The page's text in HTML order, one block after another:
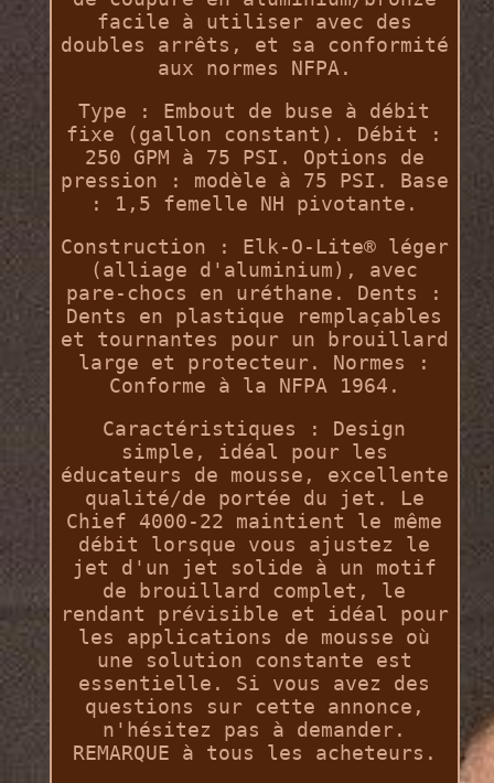
facile à utiliser avec des
doubles arrêts, et sa conformité
aux normes NFPA.
Type : Embout de buse à débit
fixe (gallon constant). Débit :
250 GPM à 75 PSI. Options de
pression : modèle à 75 PSI. Base
: 1,5 femelle NH pivotante.
Construction : Elk-O-Lite® léger
(alliage d'aluminium), avec
pare-chocs en uréthane. Dents :
Dents en plastique remplaçables
et tournantes pour un brouillard
large et protecteur. Normes :
Conforme à la NFPA 1964.
Caractéristiques : Design
simple, idéal pour les
éducateurs de mousse, excellente
qualité/de portée du jet. Le
Chief 4000-22 maintient le même
débit lorsque vous ajustez le
jet d'un jet solide à un motif
de brouillard complet, le
rendant prévisible et idéal pour
les applications de mousse où
une solution constante est
essentielle. Si vous avez des
questions sur cette annonce,
n'hésitez pas à demander.
REMARQUE à tous les acheteurs.